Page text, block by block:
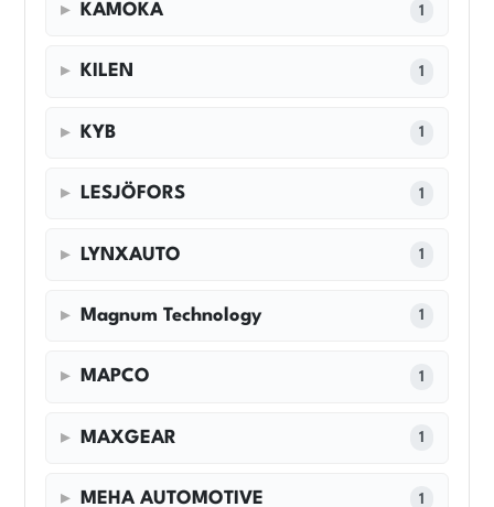
KAMOKA 1
KILEN 1
KYB 1
LESJÖFORS 1
LYNXAUTO 1
Magnum Technology 1
MAPCO 1
MAXGEAR 1
MEHA AUTOMOTIVE 1